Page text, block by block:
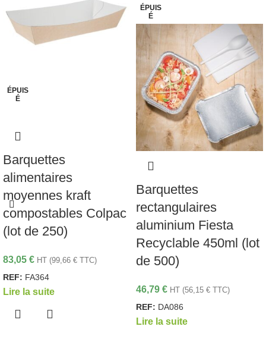
ÉPUIS
É
Barquettes
alimentaires
moyennes kraft
compostables Colpac
(lot de 250)
83,05 € HT (99,66 € TTC)
REF: FA364
Lire la suite
ÉPUIS
É
Barquettes
rectangulaires
aluminium Fiesta
Recyclable 450ml (lot
de 500)
46,79 € HT (56,15 € TTC)
REF: DA086
Lire la suite